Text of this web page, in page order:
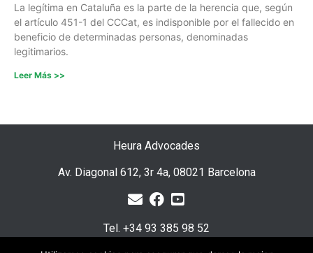
La legítima en Cataluña es la parte de la herencia que, según
el artículo 451-1 del CCCat, es indisponible por el fallecido en
beneficio de determinadas personas, denominadas
legitimarios.
Leer Más >>
Heura Advocades
Av. Diagonal 612, 3r 4a, 08021 Barcelona
Tel. +34 93 385 98 52